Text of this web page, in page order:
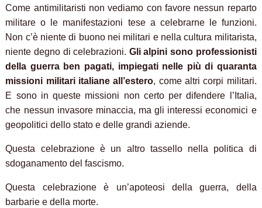
Come antimilitaristi non vediamo con favore nessun reparto
militare o le manifestazioni tese a celebrarne le funzioni.
Non c’è niente di buono nei militari e nella cultura militarista,
niente degno di celebrazioni. Gli alpini sono professionisti
della guerra ben pagati, impiegati nelle più di quaranta
missioni militari italiane all’estero, come altri corpi militari.
E sono in queste missioni non certo per difendere l’Italia,
che nessun invasore minaccia, ma gli interessi economici e
geopolitici dello stato e delle grandi aziende.
Questa celebrazione è un altro tassello nella politica di
sdoganamento del fascismo.
Questa celebrazione è un’apoteosi della guerra, della
barbarie e della morte.